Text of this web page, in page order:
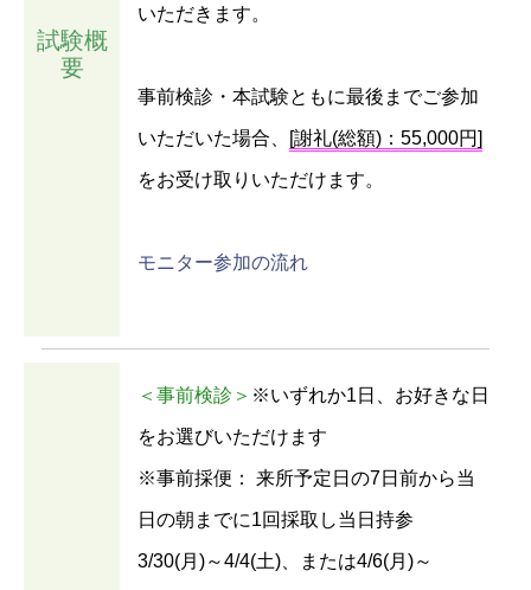
試験概
要
いただきます。
事前検診・本試験ともに最後までご参加
いただいた場合、 [謝礼(総額)：55,000円]
をお受け取りいただけます。
モニター参加の流れ
＜事前検診＞ ※いずれか1日、お好きな日
をお選びいただけます
※事前採便： 来所予定日の7日前から当
日の朝までに1回採取し当日持参
3/30(月)～4/4(土)、または4/6(月)～